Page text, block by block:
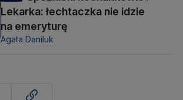
Lekarka: łechtaczka nie idzie
na emeryturę
Agata Daniluk